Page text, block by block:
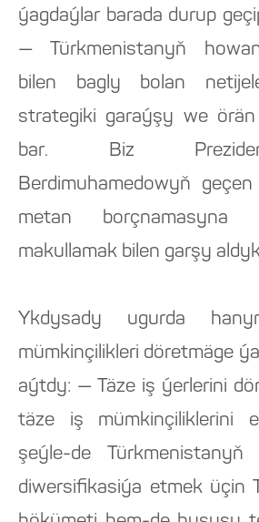
ýagdaýlar barada durup
— Türkmenistanyň
bilen bagly bolan
strategiki garaýşy we
bar. Biz
Berdimuhamedowyň
metan borçnamasyna
makullamak bilen garşy
Ykdysady ugurda
mümkinçilikleri döretmäge
aýtdy: — Täze iş ýerlerini
täze iş mümkinçiliklerini
şeýle-de Türkmenistanyň
diwersifikasiýa etmek üçin